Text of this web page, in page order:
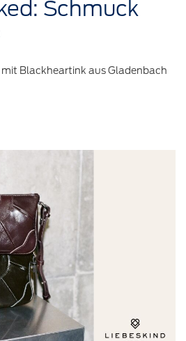
Schmuck
Blackheartink aus Gladenbach